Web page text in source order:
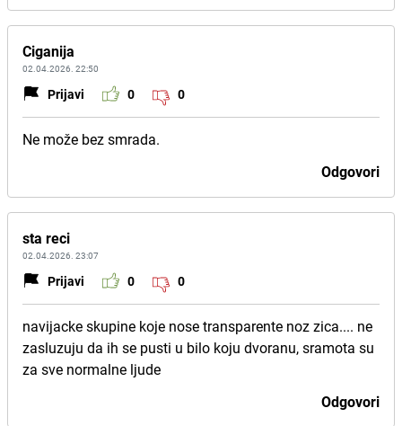
Ciganija
02.04.2026. 22:50
Prijavi 0 0
Ne može bez smrada.
Odgovori
sta reci
02.04.2026. 23:07
Prijavi 0 0
navijacke skupine koje nose transparente noz zica.... ne
zasluzuju da ih se pusti u bilo koju dvoranu, sramota su
za sve normalne ljude
Odgovori